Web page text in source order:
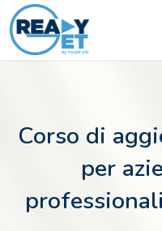
Corso di
per